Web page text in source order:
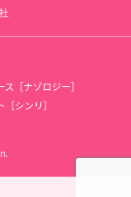
［ナゾロジー］
シンリ］